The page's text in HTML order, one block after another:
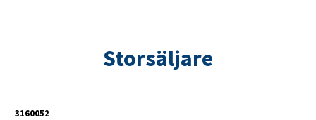
Storsäljare
3160052